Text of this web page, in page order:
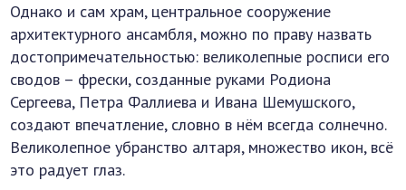
Однако и сам храм, центральное сооружение
архитектурного ансамбля, можно по праву назвать
достопримечательностью: великолепные росписи его
сводов – фрески, созданные руками Родиона
Сергеева, Петра Фаллиева и Ивана Шемушского,
создают впечатление, словно в нём всегда солнечно.
Великолепное убранство алтаря, множество икон, всё
это радует глаз.